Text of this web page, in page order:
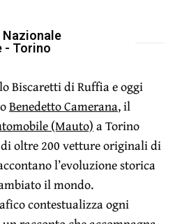
- Torino
Biscaretti di Ruffia e oggi
Benedetto Camerana, il
(Mauto)a Torino
oltre 200 vetture originali di
l’evoluzione storica
il mondo.
contestualizza ogni